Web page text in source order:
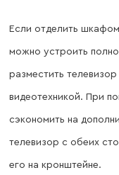
Если отделить
можно устроить
разместить
видеотехникой. При
сэкономить на
телевизор с обеих
его на кронштейне.